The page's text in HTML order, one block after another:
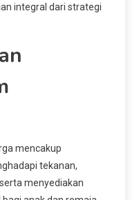
integral dari strategi
mencakup
tekanan,
menyediakan